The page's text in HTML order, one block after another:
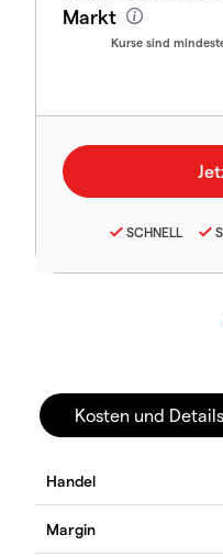
Markt
Kurse sind
SCHNELL
Kosten und Details